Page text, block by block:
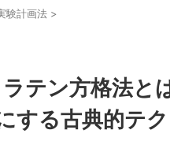
験計画法 >
ラテン方格法
する古典的テ